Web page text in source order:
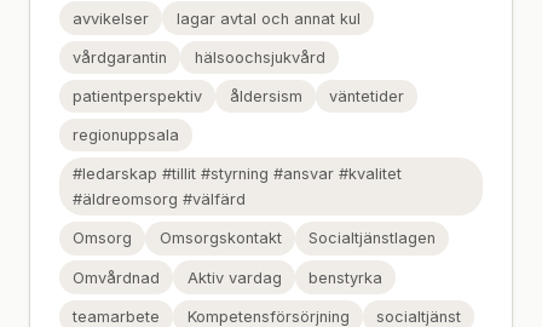
avvikelser lagar avtal och annat kul
vårdgarantin hälsoochsjukvård
patientperspektiv åldersism väntetider
regionuppsala
#ledarskap #tillit #styrning #ansvar #kvalitet
#äldreomsorg #välfärd
Omsorg Omsorgskontakt Socialtjänstlagen
Omvårdnad Aktiv vardag benstyrka
teamarbete Kompetensförsörjning socialtjänst